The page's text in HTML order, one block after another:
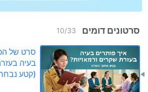
סרטונים דומים 10/33
סרט של
בעיה
(קטע